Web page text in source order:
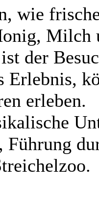
wie
Milch
der
Erlebnis,
erleben.
Führung